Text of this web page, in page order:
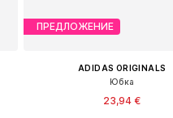
ПРЕДЛОЖЕНИЕ
ADIDAS ORIGINALS
Юбка
23,94 €